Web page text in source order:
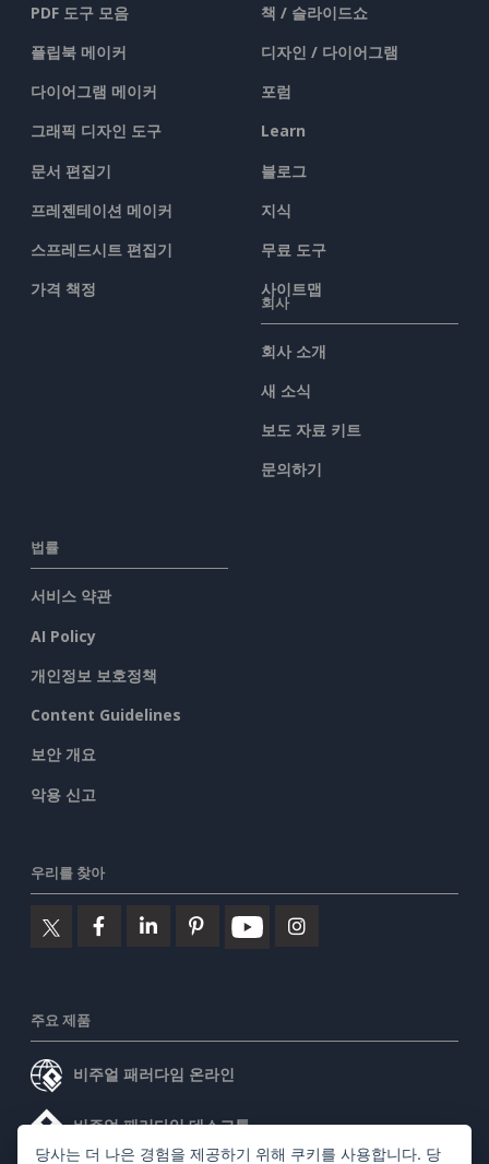
PDF 도구 모음
플립북 메이커
다이어그램 메이커
그래픽 디자인 도구
문서 편집기
프레젠테이션 메이커
스프레드시트 편집기
가격 책정
책 / 슬라이드쇼
디자인 / 다이어그램
포럼
Learn
블로그
지식
무료 도구
사이트맵
회사
회사 소개
새 소식
보도 자료 키트
문의하기
법률
서비스 약관
AI Policy
개인정보 보호정책
Content Guidelines
보안 개요
악용 신고
우리를 찾아
주요 제품
비주얼 패러다임 온라인
비주얼 패러다임 데스크톱
당사는 더 나은 경험을 제공하기 위해 쿠키를 사용합니다. 당